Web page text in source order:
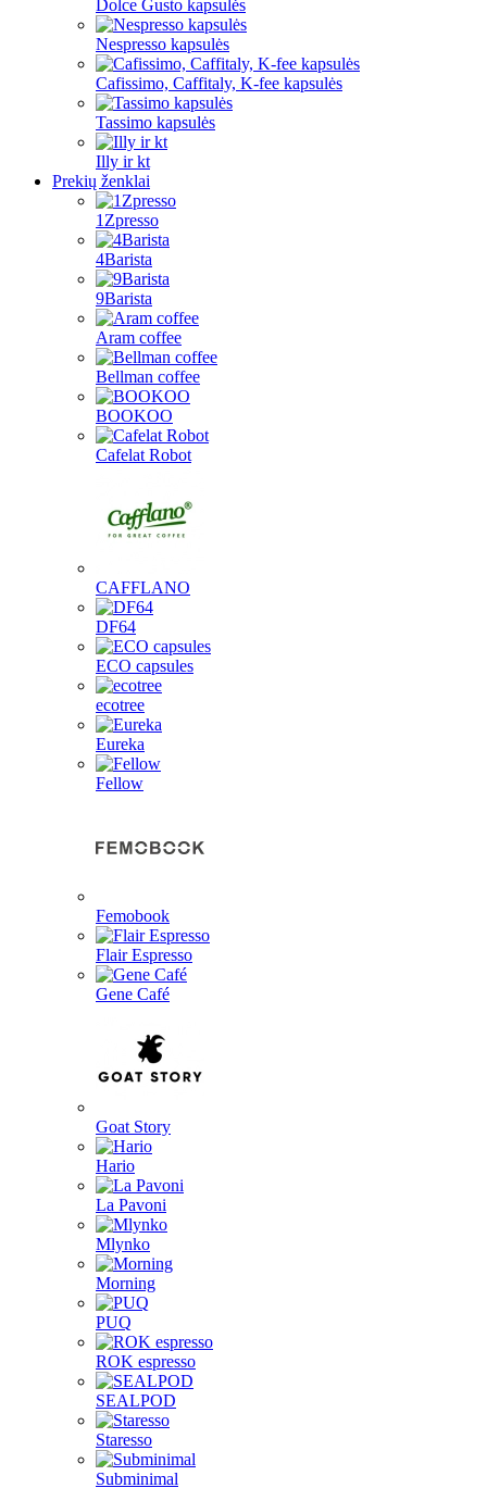
Dolce Gusto kapsulės
Nespresso kapsulės
Cafissimo, Caffitaly, K-fee kapsulės
Tassimo kapsulės
Illy ir kt
Prekių ženklai
1Zpresso
4Barista
9Barista
Aram coffee
Bellman coffee
BOOKOO
Cafelat Robot
CAFFLANO
DF64
ECO capsules
ecotree
Eureka
Fellow
Femobook
Flair Espresso
Gene Café
Goat Story
Hario
La Pavoni
Mlynko
Morning
PUQ
ROK espresso
SEALPOD
Staresso
Subminimal